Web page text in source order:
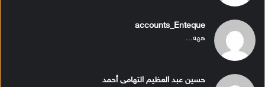
accounts_Enteque
ههه...
حسين عبد العظيم التهامى أحمد